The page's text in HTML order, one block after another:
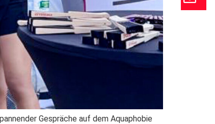
Gespräche auf dem Aquaphobie